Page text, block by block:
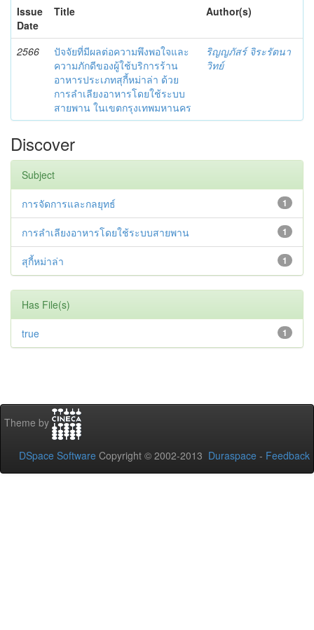
Issue
Date
Title Author(s)
2566
ปัจจัยที่มีผลต่อความพึงพอใจและ
ความภักดีของผู้ใช้บริการร้าน
อาหารประเภทสุกี้หม่าล่า ด้วย
การลำเลียงอาหารโดยใช้ระบบ
สายพาน ในเขตกรุงเทพมหานคร
ริญญภัสร์ จิระรัตนา
วิทย์
Discover
Subject
1
การจัดการและกลยุทธ์
1
การลำเลียงอาหารโดยใช้ระบบสายพาน
1
สุกี้หม่าล่า
Has File(s)
1
true
Theme by
DSpace Software Copyright © 2002-2013 Duraspace - Feedback